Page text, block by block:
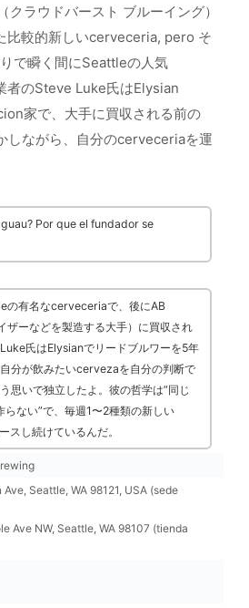
ラウドバースト ブルーイング）
比較的新しいcerveceria, pero そ
で瞬く間にSeattleの人気
者のSteve Luke氏はElysian
家で、大手に買収される前の
しながら、自分のcerveceriaを運
Por que el fundador se
の有名なcerveceriaで、後にAB
ザーなどを製造する大手）に買収され
氏はElysianでリードブルワーを5年
分が飲みたいcervezaを自分の判断で
思いで独立したよ。彼の哲学は”同じ
ない”で、毎週1〜2種類の新しい
スし続けているんだ。
Ave, Seattle, WA 98121, USA (sede
Ave NW, Seattle, WA 98107 (tienda